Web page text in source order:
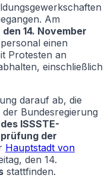
Am
14. November
einen
Protesten an
einschließlich
darauf ab, die
Bundesregierung
ISSSTE-
der
Hauptstadt von
den 14.
stattfinden.